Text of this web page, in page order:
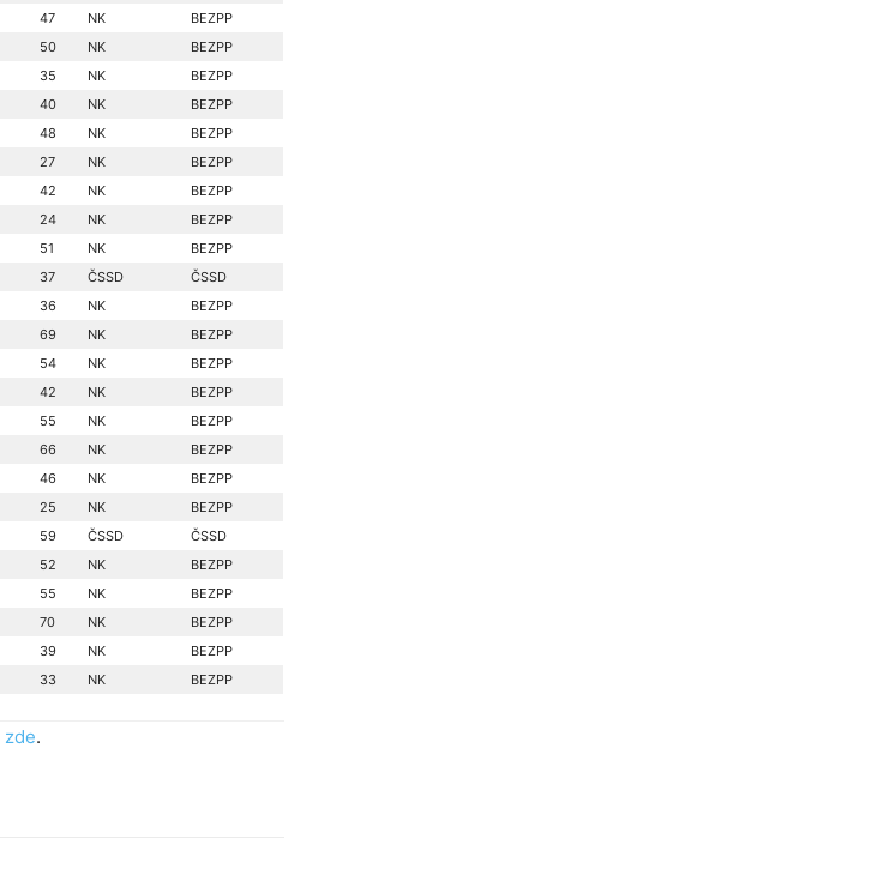
47 NK
BEZPP
50 NK
BEZPP
35 NK
BEZPP
40 NK
BEZPP
48 NK
BEZPP
27 NK
BEZPP
42 NK
BEZPP
24 NK
BEZPP
51 NK
BEZPP
37 ČSSD
ČSSD
36 NK
BEZPP
69 NK
BEZPP
54 NK
BEZPP
42 NK
BEZPP
55 NK
BEZPP
66 NK
BEZPP
46 NK
BEZPP
25 NK
BEZPP
59 ČSSD
ČSSD
52 NK
BEZPP
55 NK
BEZPP
70 NK
BEZPP
39 NK
BEZPP
33 NK BEZPP
zde.